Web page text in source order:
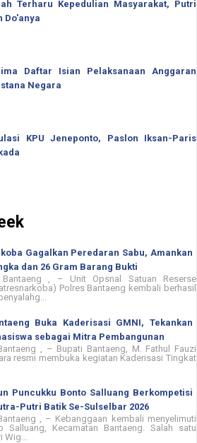
Terharu Kepedulian Masyarakat, Putri
Do'anya
Daftar Isian Pelaksanaan Anggaran
Negara
KPU Jeneponto, Paslon Iksan-Paris
Gagalkan Peredaran Sabu, Amankan
dan 26 Gram Barang Bukti
Bantaeng , – Unit Opsnal Satuan Reserse
Polres Bantaeng kembali berhasil
Buka Kaderisasi GMNI, Tekankan
sebagai Mitra Pembangunan
, – Bupati Bantaeng, M. Fathul Fauzi
resmi membuka kegiatan Kaderisasi Tingkat
Puncukku Bonto Salluang Berkompetisi
Putri Batik Se-Sulselbar 2026
, – Kebanggaan kembali menyelimuti
Salluang, Kecamatan Bantaeng. Salah satu